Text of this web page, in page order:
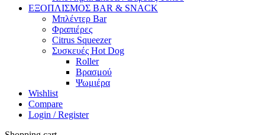
ΕΞΟΠΛΙΣΜΟΣ BAR & SNACK
Μπλέντερ Bar
Φραπιέρες
Citrus Squeezer
Συσκευές Hot Dog
Roller
Βρασμού
Ψωμιέρα
Wishlist
Compare
Login / Register